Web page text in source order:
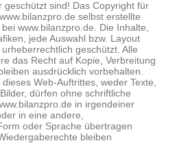
geschützt sind! Das Copyright für
selbst erstellte
www.bilanzpro.de. Die Inhalte,
jede Auswahl bzw. Layout
geschützt. Alle
das Recht auf Kopie, Verbreitung
ausdrücklich vorbehalten.
Web-Auftrittes, weder Texte,
dürfen ohne schriftliche
in irgendeiner
in eine andere,
oder Sprache übertragen
bleiben